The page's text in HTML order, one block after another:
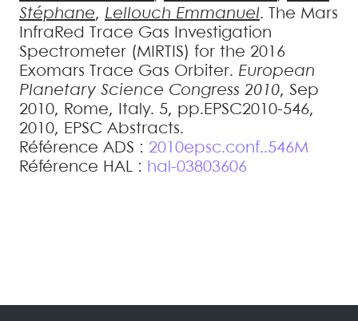
Stéphane, Lellouch Emmanuel.
The Mars
InfraRed Trace Gas Investigation
Spectrometer (MIRTIS) for the 2016
Exomars Trace Gas Orbiter. European
Planetary Science Congress 2010, Sep
2010, Rome, Italy. 5, pp.EPSC2010-546,
2010, EPSC Abstracts.
Référence ADS : 2010epsc.conf..546M
Référence HAL : hal-03803606